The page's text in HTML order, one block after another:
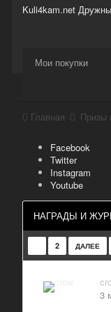
Kuli4kam.net
Сайт
Мои покупки
Главная Призы
Facebook
Twitter
Instagram
Youtube
НАГРАДЫ И
2 ДАЛЕЕ
3